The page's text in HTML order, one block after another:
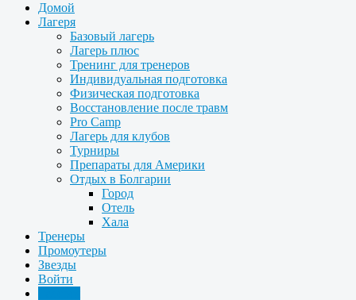
Домой
Лагеря
Базовый лагерь
Лагерь плюс
Тренинг для тренеров
Индивидуальная подготовка
Физическая подготовка
Восстановление после травм
Pro Camp
Лагерь для клубов
Турниры
Препараты для Америки
Отдых в Болгарии
Город
Отель
Хала
Тренеры
Промоутеры
Звезды
Войти